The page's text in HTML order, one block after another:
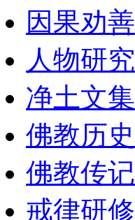
因果劝善
人物研究
净土文集
佛教历史
佛教传记
戒律研修